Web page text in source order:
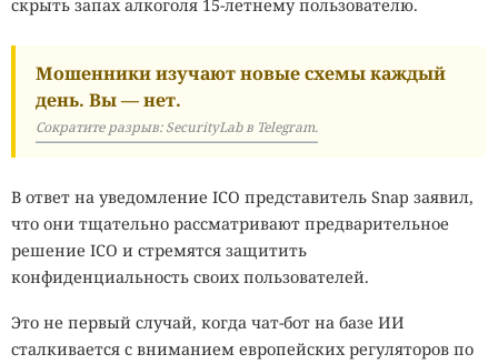
скрыть запах алкоголя 15-летнему пользователю.
Мошенники изучают новые схемы каждый
день. Вы — нет.
Сократите разрыв: SecurityLab в Telegram.
В ответ на уведомление ICO представитель Snap заявил,
что они тщательно рассматривают предварительное
решение ICO и стремятся защитить
конфиденциальность своих пользователей.
Это не первый случай, когда чат-бот на базе ИИ
сталкивается с вниманием европейских регуляторов по